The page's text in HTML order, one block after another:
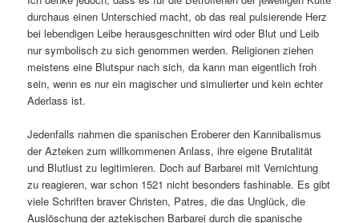
durchaus einen Unterschied macht, ob das real pulsierende Herz
bei lebendigen Leibe herausgeschnitten wird oder Blut und Leib
nur symbolisch zu sich genommen werden. Religionen ziehen
meistens eine Blutspur nach sich, da kann man eigentlich froh
sein, wenn es nur ein magischer und simulierter und kein echter
Aderlass ist.
Jedenfalls nahmen die spanischen Eroberer den Kannibalismus
der Azteken zum willkommenen Anlass, ihre eigene Brutalität
und Blutlust zu legitimieren. Doch auf Barbarei mit Vernichtung
zu reagieren, war schon 1521 nicht besonders fashinable. Es gibt
viele Schriften braver Christen, Patres, die das Unglück, die
Auslöschung der aztekischen Barbarei durch die spanische